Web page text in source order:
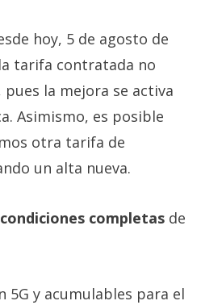
hoy, 5 de agosto de
tarifa contratada no
la mejora se activa
Asimismo, es posible
otra tarifa de
un alta nueva.
completas de
5G y acumulables para el